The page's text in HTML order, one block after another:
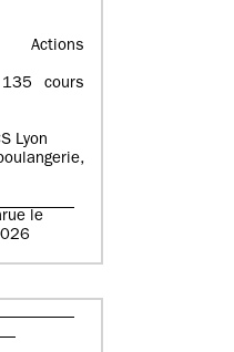
Actions
cours
Lyon
le